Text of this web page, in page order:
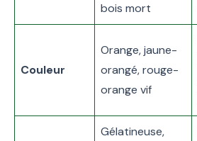
bois mort
Couleur
Orange, jaune-
orangé, rouge-
orange vif
Gélatineuse,